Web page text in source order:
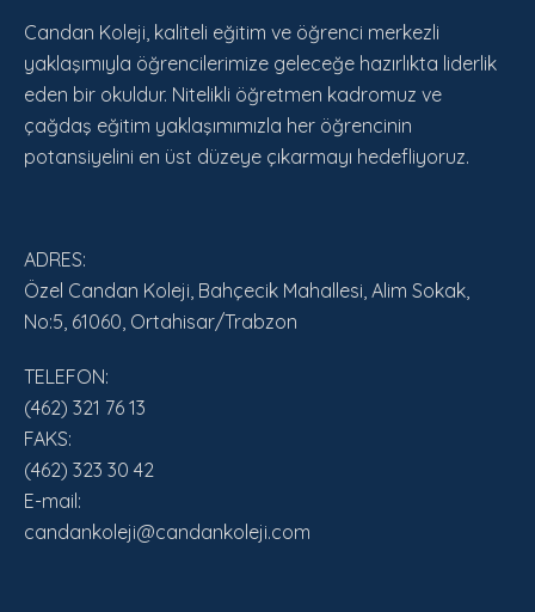
Candan Koleji, kaliteli eğitim ve öğrenci merkezli
yaklaşımıyla öğrencilerimize geleceğe hazırlıkta liderlik
eden bir okuldur. Nitelikli öğretmen kadromuz ve
çağdaş eğitim yaklaşımımızla her öğrencinin
potansiyelini en üst düzeye çıkarmayı hedefliyoruz.
ADRES:
Özel Candan Koleji, Bahçecik Mahallesi, Alim Sokak,
No:5, 61060, Ortahisar/Trabzon
TELEFON:
(462) 321 76 13
FAKS:
(462) 323 30 42
E-mail:
candankoleji@candankoleji.com